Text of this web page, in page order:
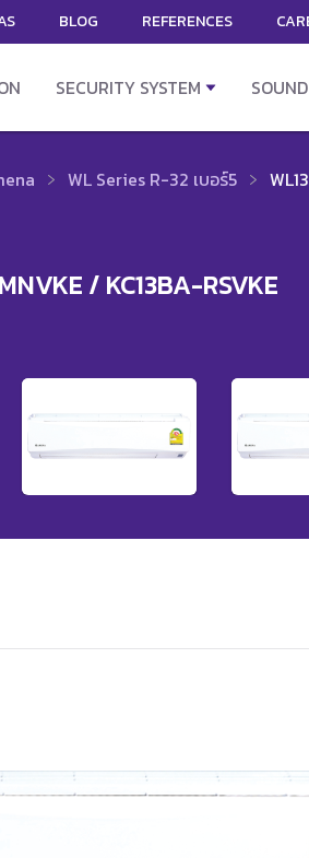
BLOG REFERENCES
SECURITY SYSTEM
WL Series R-32 เบอร์5
/ KC13BA-RSVKE